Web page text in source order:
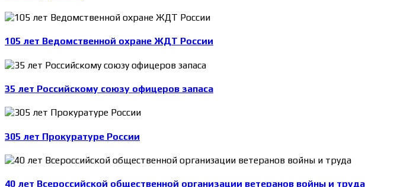
105 лет Ведомственной охране ЖДТ России
35 лет Российскому союзу офицеров запаса
305 лет Прокуратуре России
40 лет Всероссийской общественной организации ветеранов войны и труда